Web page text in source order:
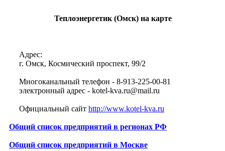
Теплоэнергетик (Омск) на карте
Адрес:
г. Омск, Космический проспект, 99/2
Многоканальный телефон - 8-913-225-00-81
электронный адрес - kotel-kva.ru@mail.ru
Официальный сайт http://www.kotel-kva.ru
Общий список предприятий в регионах РФ
Общий список предприятий в Москве